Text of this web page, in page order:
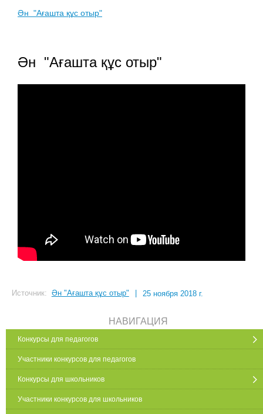
Ән "Ағашта құс отыр"
Ән "Ағашта құс отыр"
Источник: Ән "Ағашта құс отыр" | 25 ноября 2018 г.
НАВИГАЦИЯ
Конкурсы для педагогов
Участники конкурсов для педагогов
Конкурсы для школьников
Участники конкурсов для школьников